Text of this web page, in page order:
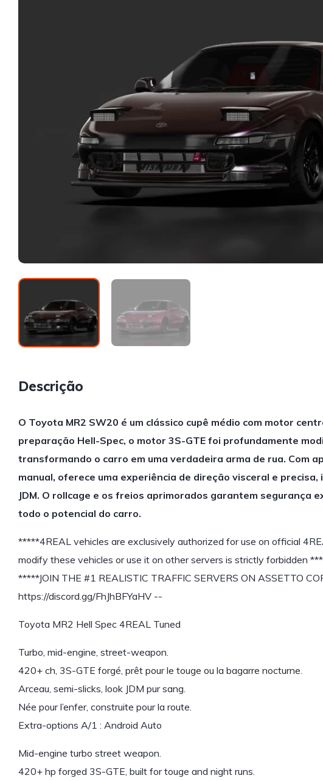
Descrição
O Toyota MR2 SW20 é um clássico cupê médio com motor
preparação Hell-Spec, o motor 3S-GTE foi profundamente
transformando o carro em uma verdadeira arma de rua. Com
manual, oferece uma experiência de direção visceral e
JDM. O rollcage e os freios aprimorados garantem segurança
todo o potencial do carro.
*****4REAL vehicles are exclusively authorized for use on official
modify these vehicles or use it on other servers is strictly forbidden ***
*****JOIN THE #1 REALISTIC TRAFFIC SERVERS ON ASSETTO
https://discord.gg/FhJhBFYaHV --
Toyota MR2 Hell Spec 4REAL Tuned
Turbo, mid-engine, street-weapon.
420+ ch, 3S-GTE forgé, prêt pour le touge ou la bagarre nocturne.
Arceau, semi-slicks, look JDM pur sang.
Née pour l’enfer, construite pour la route.
Extra-options A/1 : Android Auto
Mid-engine turbo street weapon.
420+ hp forged 3S-GTE, built for touge and night runs.